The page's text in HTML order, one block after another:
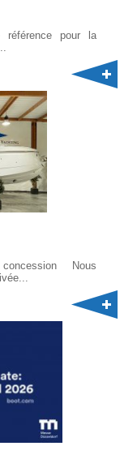
pour la
concession Nous